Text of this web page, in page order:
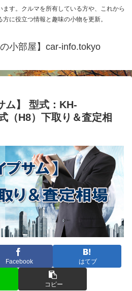
す。クルマを所有している方や、これから
に役立つ情報と趣味の小物を更新。
の小部屋】car-info.tokyo
ム】 型式：KH-
（H8）下取り＆査定相
Facebook はてブ
コピー